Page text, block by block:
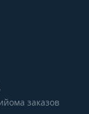
заказов